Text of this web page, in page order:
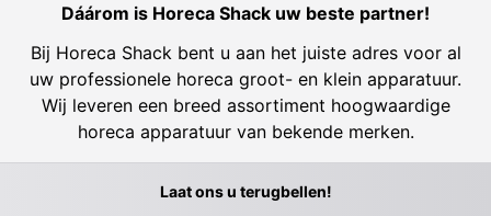
Dáárom is Horeca Shack uw beste partner!
Bij Horeca Shack bent u aan het juiste adres voor al
uw professionele horeca groot- en klein apparatuur.
Wij leveren een breed assortiment hoogwaardige
horeca apparatuur van bekende merken.
Laat ons u terugbellen!